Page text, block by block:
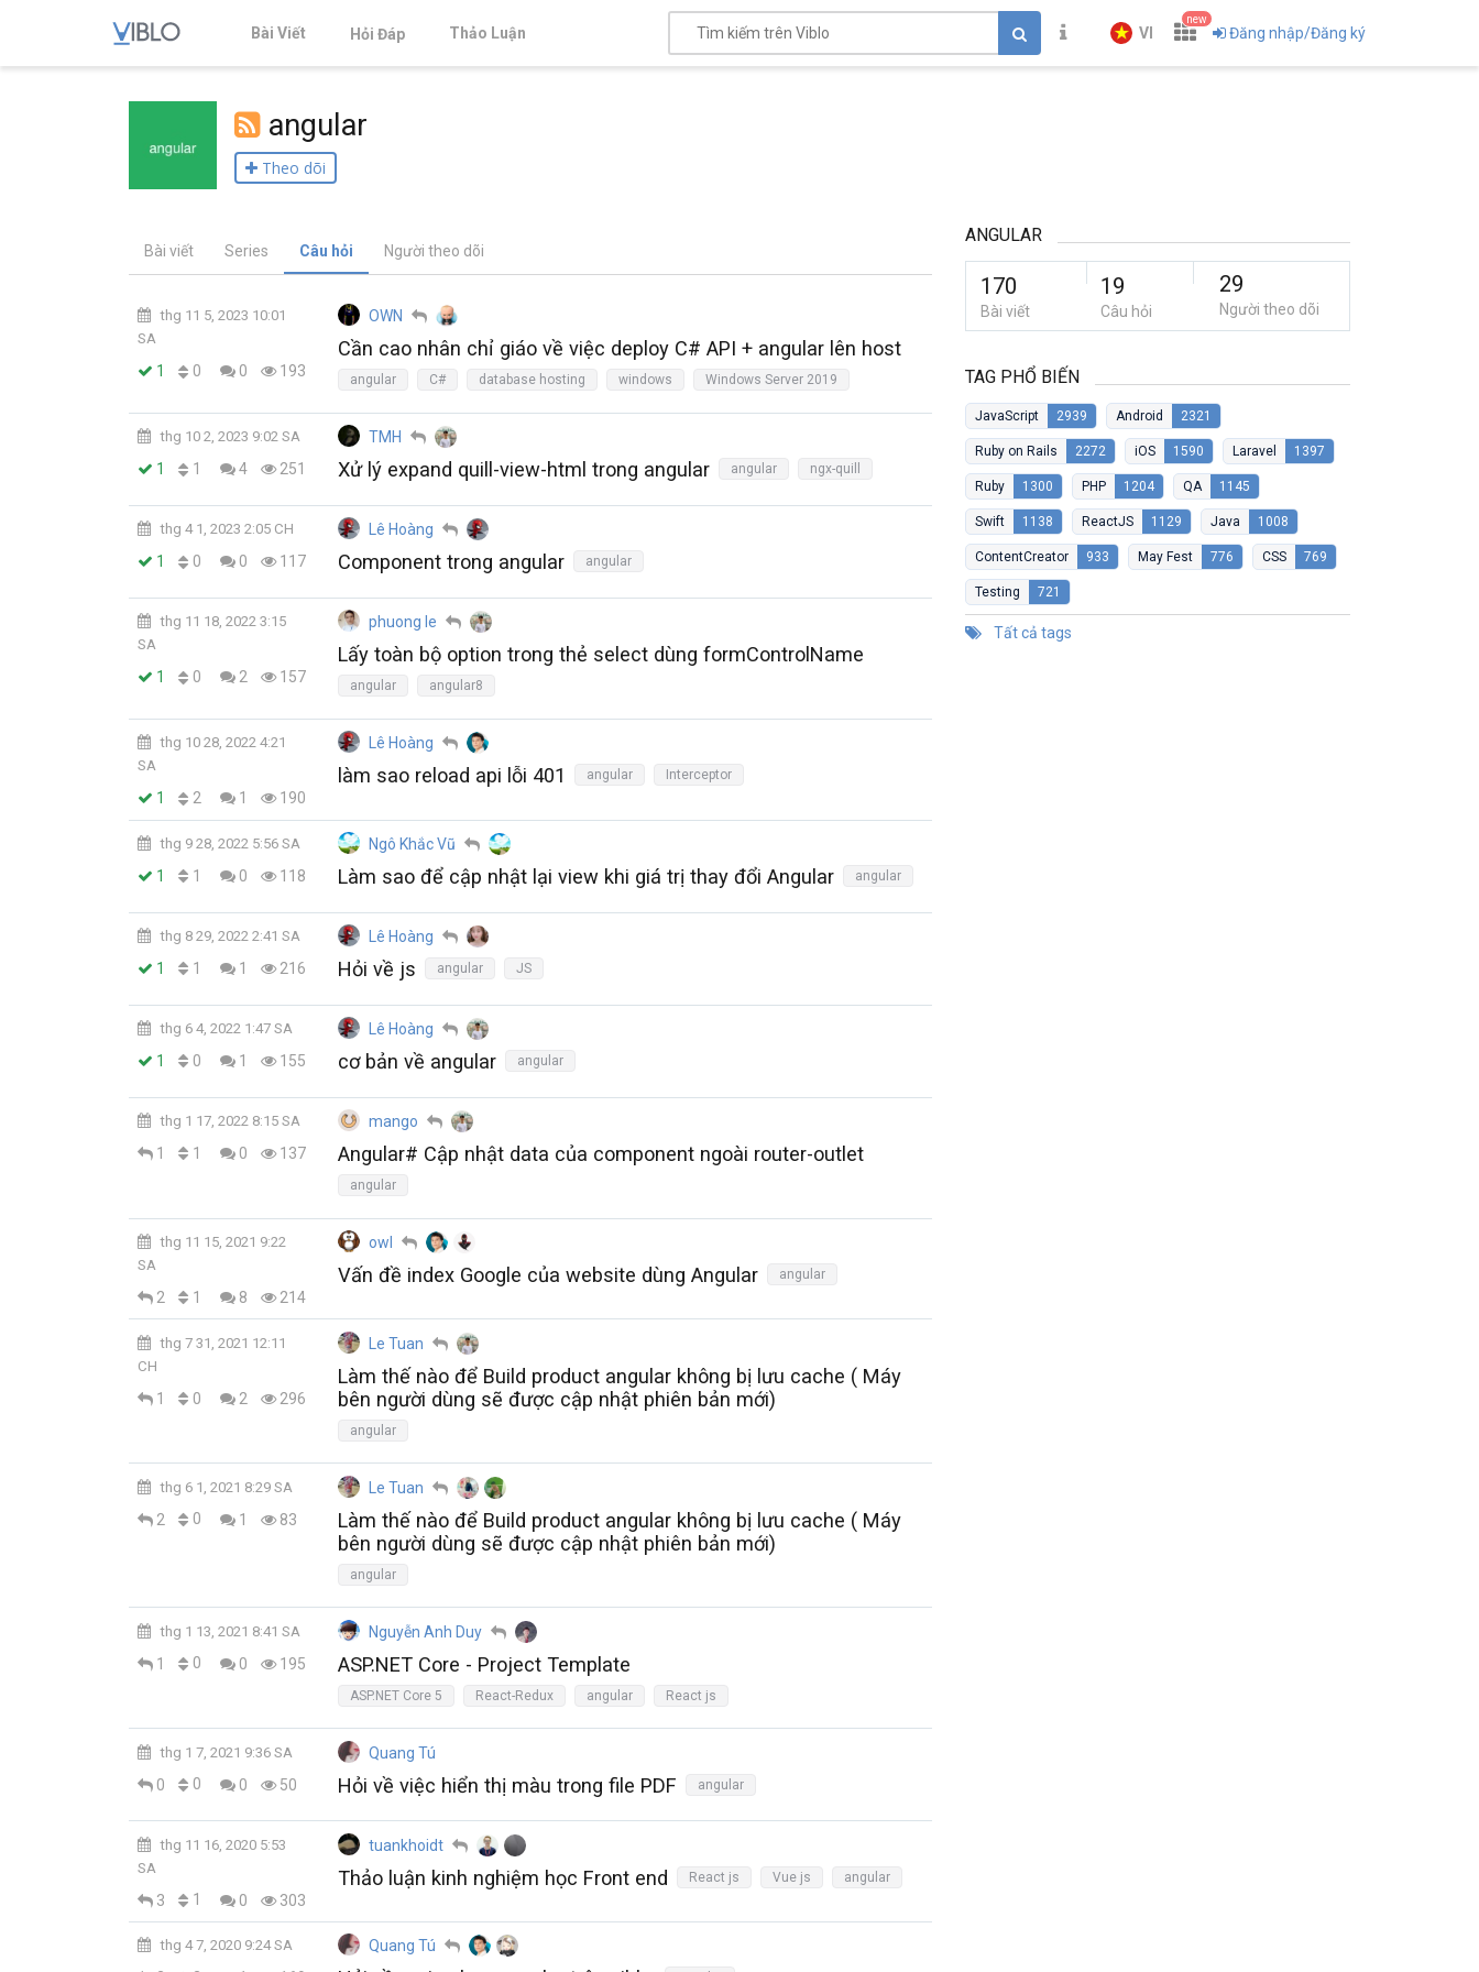
Bài Viết Hỏi Đáp Thảo Luận VI
new
Đăng nhập/Đăng ký
angular
Theo dõi
Bài viết Series Câu hỏi Người theo dõi
thg 11 5, 2023 10:01
SA
1 0 0 193
OWN
Cần cao nhân chỉ giáo về việc deploy C# API + angular lên host
angular C# database hosting windows Windows Server 2019
thg 10 2, 2023 9:02 SA
1 1 4 251
TMH
Xử lý expand quill-view-html trong angular angular ngx-quill
thg 4 1, 2023 2:05 CH
1 0 0 117
Lê Hoàng
Component trong angular angular
thg 11 18, 2022 3:15
SA
1 0 2 157
phuong le
Lấy toàn bộ option trong thẻ select dùng formControlName
angular angular8
thg 10 28, 2022 4:21
SA
1 2 1 190
Lê Hoàng
làm sao reload api lỗi 401 angular Interceptor
thg 9 28, 2022 5:56 SA
1 1 0 118
Ngô Khắc Vũ
Làm sao để cập nhật lại view khi giá trị thay đổi Angular angular
thg 8 29, 2022 2:41 SA
1 1 1 216
Lê Hoàng
Hỏi về js angular JS
thg 6 4, 2022 1:47 SA
1 0 1 155
Lê Hoàng
cơ bản về angular angular
thg 1 17, 2022 8:15 SA
1 1 0 137
mango
Angular# Cập nhật data của component ngoài router-outlet
angular
thg 11 15, 2021 9:22
SA
2 1 8 214
owl
Vấn đề index Google của website dùng Angular angular
thg 7 31, 2021 12:11
CH
1 0 2 296
Le Tuan
Làm thế nào để Build product angular không bị lưu cache ( Máy
bên người dùng sẽ được cập nhật phiên bản mới)
angular
thg 6 1, 2021 8:29 SA
2 0 1 83
Le Tuan
Làm thế nào để Build product angular không bị lưu cache ( Máy
bên người dùng sẽ được cập nhật phiên bản mới)
angular
thg 1 13, 2021 8:41 SA
1 0 0 195
Nguyễn Anh Duy
ASP.NET Core - Project Template
ASP.NET Core 5 React-Redux angular React js
thg 1 7, 2021 9:36 SA
0 0 0 50
Quang Tú
Hỏi về việc hiển thị màu trong file PDF angular
thg 11 16, 2020 5:53
SA
3 1 0 303
tuankhoidt
Thảo luận kinh nghiệm học Front end React js Vue js angular
thg 4 7, 2020 9:24 SA Quang Tú
ANGULAR
170
Bài viết
19
Câu hỏi
29
Người theo dõi
TAG PHỔ BIẾN
JavaScript 2939 Android 2321
Ruby on Rails 2272 iOS 1590 Laravel 1397
Ruby 1300 PHP 1204 QA 1145
Swift 1138 ReactJS 1129 Java 1008
ContentCreator 933 May Fest 776 CSS 769
Testing 721
Tất cả tags